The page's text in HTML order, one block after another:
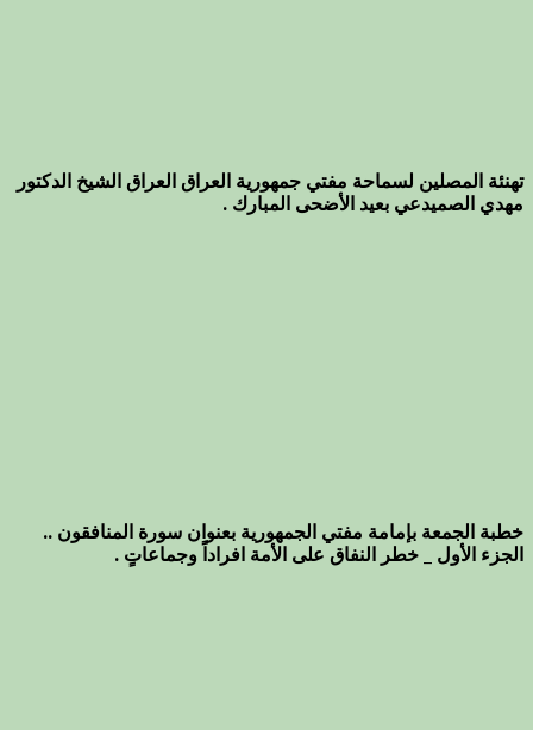
تهنئة المصلين لسماحة مفتي جمهورية العراق العراق الشيخ الدكتور
مهدي الصميدعي بعيد الأضحى المبارك .
خطبة الجمعة بإمامة مفتي الجمهورية بعنوان سورة المنافقون ..
الجزء الأول _ خطر النفاق على الأمة افراداً وجماعاتٍ .